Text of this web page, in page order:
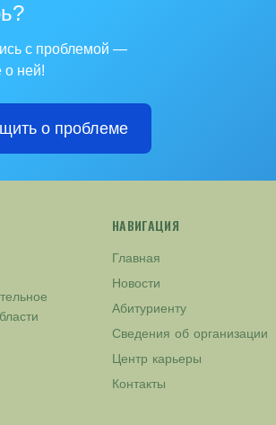
с проблемой —
о ней!
о проблеме
НАВИГАЦИЯ
Главная
Новости
Абитуриенту
Сведения об организации
Центр карьеры
Контакты